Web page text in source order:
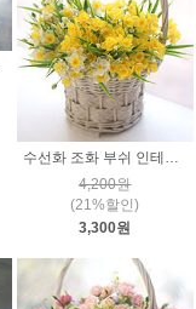
수선화 조화 부쉬 인테리어 조화꽃 장식 홈데코 인조식물
4,200원
(21%할인)
3,300원